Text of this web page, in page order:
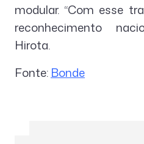
modular. “Com esse
reconhecimento
Hirota.
Fonte: Bonde